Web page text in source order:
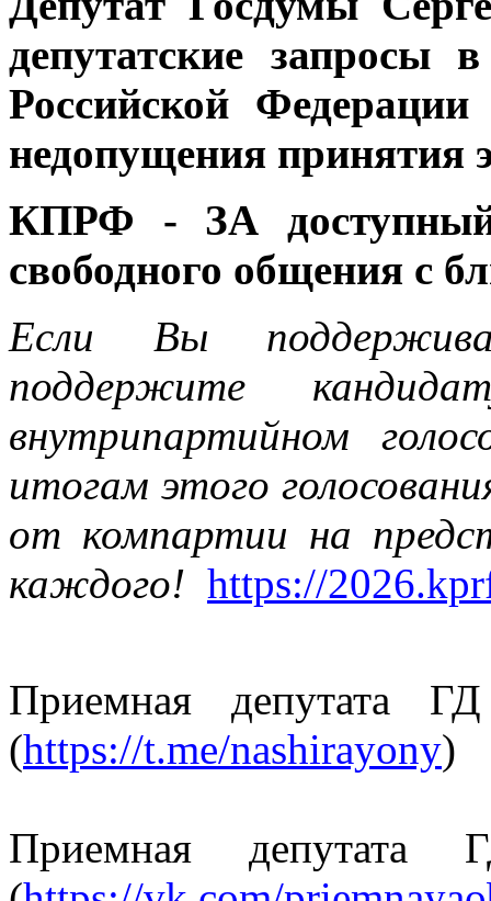
депутатские запросы
Российской
недопущения принятия
КПРФ - ЗА доступный
свободного общения с
Если Вы
поддержите
внутрипартийном
итогам этого
от компартии на
каждого! https://
Приемная депутата
(https://t.me/nashirayony)
Приемная